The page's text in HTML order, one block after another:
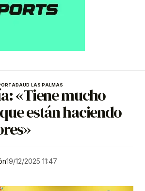
UD LAS PALMAS
«Tiene mucho
están haciendo
19/12/2025 11:47